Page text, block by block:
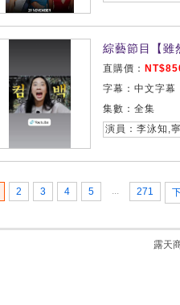
綜藝節目【雖
直購價：
字幕：中文字幕
集數：全集
演員：李泳知,
2 3 4 5 ... 271
露天